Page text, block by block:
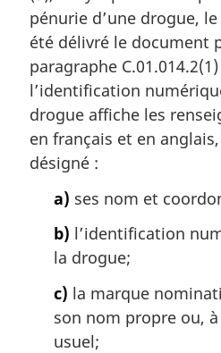
pénurie d’une drogue,
été délivré le document
paragraphe
l’identification
drogue affiche les
en français et en
désigné :
a) ses nom et
b) l’identification
la drogue;
c) la marque
son nom propre ou,
usuel;